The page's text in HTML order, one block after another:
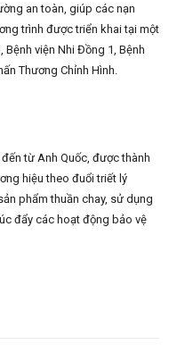
an toàn, giúp các nạn
trình được triển khai tại một
Bệnh viện Nhi Đồng 1, Bệnh
Thương Chỉnh Hình.
từ Anh Quốc, được thành
hiệu theo đuổi triết lý
phẩm thuần chay, sử dụng
đẩy các hoạt động bảo vệ